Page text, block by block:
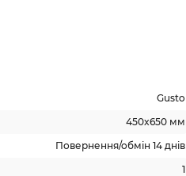
Gusto
450x650 мм
Повернення/обмін 14 днів
1